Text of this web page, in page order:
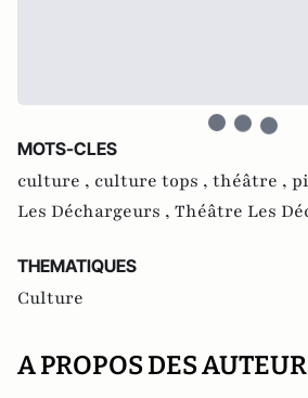
MOTS-CLES
culture , culture tops , théâtre ,
Les Déchargeurs , Théâtre Les
THEMATIQUES
Culture
A PROPOS DES